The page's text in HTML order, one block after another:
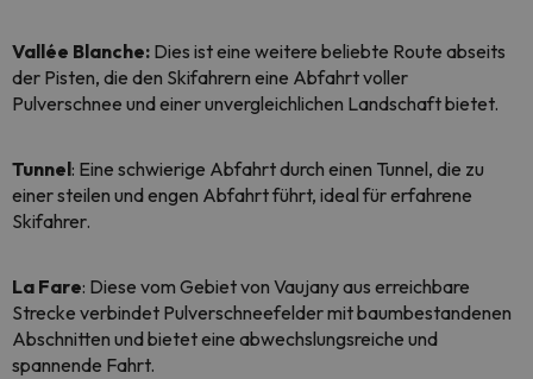
Vallée Blanche: Dies ist eine weitere beliebte Route abseits
der Pisten, die den Skifahrern eine Abfahrt voller
Pulverschnee und einer unvergleichlichen Landschaft bietet.
Tunnel: Eine schwierige Abfahrt durch einen Tunnel, die zu
einer steilen und engen Abfahrt führt, ideal für erfahrene
Skifahrer.
La Fare: Diese vom Gebiet von Vaujany aus erreichbare
Strecke verbindet Pulverschneefelder mit baumbestandenen
Abschnitten und bietet eine abwechslungsreiche und
spannende Fahrt.